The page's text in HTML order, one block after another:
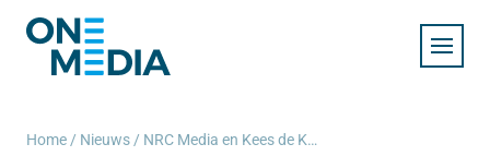
Home / Nieuws / NRC Media en Kees de Koning gaan samenwerken